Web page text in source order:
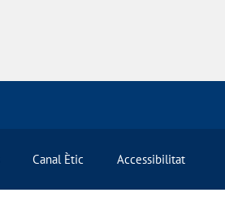
Canal Ètic Accessibilitat